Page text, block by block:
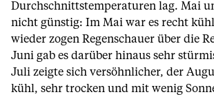
Durchschnittstemperaturen lag. Mai
nicht günstig: Im Mai war es recht
wieder zogen Regenschauer über die
Juni gab es darüber hinaus sehr
Juli zeigte sich versöhnlicher, der
kühl, sehr trocken und mit wenig